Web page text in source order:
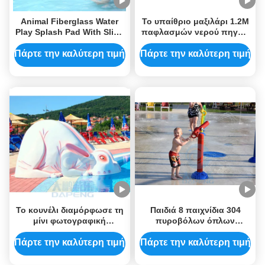
Animal Fiberglass Water
Play Splash Pad With Slide
Customized Style Children
Swimming Pool Use For
Πάρτε την καλύτερη τιμή
Το υπαίθριο μαξιλάρι 1.2M
παφλασμών νερού πηγών
εξασθενίζει το ανθεκτικό
ανοξείδωτο διάβρωσης
Πάρτε την καλύτερη τιμή
Το κουνέλι διαμόρφωσε τη
μίνι φωτογραφική
διαφάνεια νερού πάρκων
Aqua φίμπεργκλας
Πάρτε την καλύτερη τιμή
Παιδιά 8 παιχνίδια 304
πυροβόλων όπλων
πάρκων νερού PSI
ανοξείδωτο που
Πάρτε την καλύτερη τιμή